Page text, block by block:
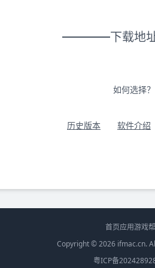
下载地
如何选择？
历史版本 软件介绍
首页应用游戏
Copyright © 2026 ifmac.cn.
粤ICP备